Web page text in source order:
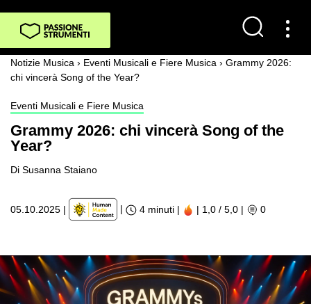
Notizie Musica › Eventi Musicali e Fiere Musica › Grammy 2026:
chi vincerà Song of the Year?
Eventi Musicali e Fiere Musica
Grammy 2026: chi vincerà Song of the
Year?
Di Susanna Staiano
05.10.2025 | | 4 minuti | | 1,0 / 5,0 | 0